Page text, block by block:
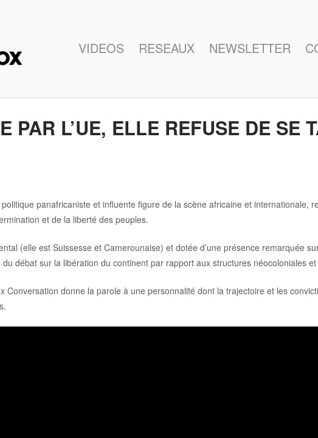
VIDEOS RESEAUX NEWSLETTER
PAR L’UE, ELLE REFUSE DE SE
panafricaniste et influente figure de la scène africaine et internationale,
et de la liberté des peuples.
(elle est Suissesse et Camerounaise) et dotée d’une présence remarquée
débat sur la libération du continent par rapport aux structures néocoloniales et
Conversation donne la parole à une personnalité dont la trajectoire et les